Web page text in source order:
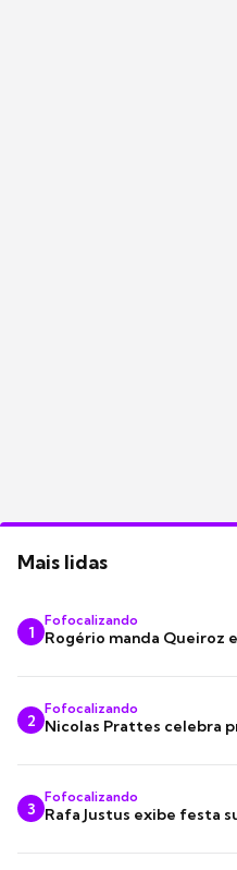
Mais lidas
1
Fofocalizando
Rogério manda Queiroz
2
Fofocalizando
Nicolas Prattes celebra
3
Fofocalizando
Rafa Justus exibe festa